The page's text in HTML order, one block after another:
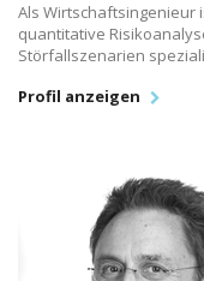
Als Wirtschaftsingenieur
quantitative
Störfallszenarien
Profil anzeigen